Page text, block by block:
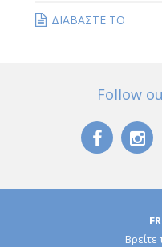
ΔΙΑΒΑΣΤΕ ΤΟ
Follow
Βρείτε